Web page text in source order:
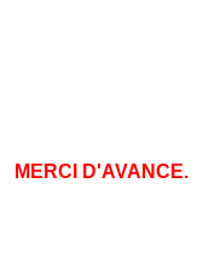
MERCI D'AVANCE.